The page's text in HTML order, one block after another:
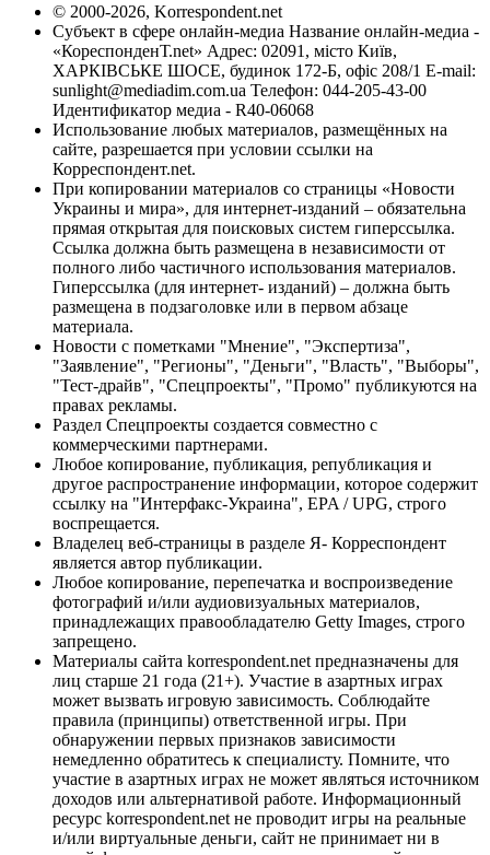
© 2000-2026, Korrespondent.net
Субъект в сфере онлайн-медиа Название онлайн-медиа -
«КореспонденТ.net» Адрес: 02091, місто Київ,
ХАРКІВСЬКЕ ШОСЕ, будинок 172-Б, офіс 208/1 E-mail:
sunlight@mediadim.com.ua Телефон: 044-205-43-00
Идентификатор медиа - R40-06068
Использование любых материалов, размещённых на
сайте, разрешается при условии ссылки на
Корреспондент.net.
При копировании материалов со страницы «Новости
Украины и мира», для интернет-изданий – обязательна
прямая открытая для поисковых систем гиперссылка.
Ссылка должна быть размещена в независимости от
полного либо частичного использования материалов.
Гиперссылка (для интернет- изданий) – должна быть
размещена в подзаголовке или в первом абзаце
материала.
Новости с пометками "Мнение", "Экспертиза",
"Заявление", "Регионы", "Деньги", "Власть", "Выборы",
"Тест-драйв", "Спецпроекты", "Промо" публикуются на
правах рекламы.
Раздел Спецпроекты создается совместно с
коммерческими партнерами.
Любое копирование, публикация, републикация и
другое распространение информации, которое содержит
ссылку на "Интерфакс-Украина", EPA / UPG, строго
воспрещается.
Владелец веб-страницы в разделе Я- Корреспондент
является автор публикации.
Любое копирование, перепечатка и воспроизведение
фотографий и/или аудиовизуальных материалов,
принадлежащих правообладателю Getty Images, строго
запрещено.
Материалы сайта korrespondent.net предназначены для
лиц старше 21 года (21+). Участие в азартных играх
может вызвать игровую зависимость. Соблюдайте
правила (принципы) ответственной игры. При
обнаружении первых признаков зависимости
немедленно обратитесь к специалисту. Помните, что
участие в азартных играх не может являться источником
доходов или альтернативой работе. Информационный
ресурс korrespondent.net не проводит игры на реальные
и/или виртуальные деньги, сайт не принимает ни в